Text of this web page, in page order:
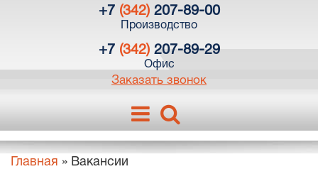
+7 (342)207-89-00
Производство
+7 (342)207-89-29
Офис
Заказать звонок
Главная » Вакансии